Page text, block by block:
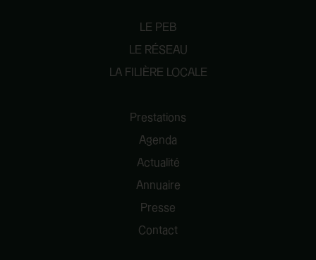
LE PEB
LE RÉSEAU
LA FILIÈRE LOCALE
Prestations
Agenda
Actualité
Annuaire
Presse
Contact